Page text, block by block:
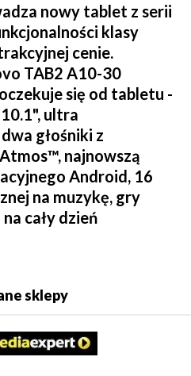
nowy tablet z serii
klasy
cenie.
TAB2 A10-30
się od tabletu -
ultra
dwa głośniki z
najnowszą
Android, 16
na muzykę, gry
cały dzień
sklepy